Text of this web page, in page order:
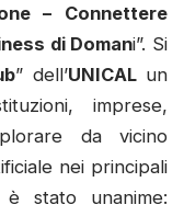
– Connettere
di Domani”. Si
” dell’UNICALun
imprese,
da vicino
nei principali
stato unanime: